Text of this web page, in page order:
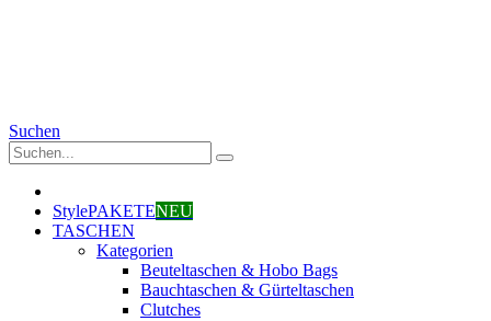
Suchen
StylePAKETENEU
TASCHEN
Kategorien
Beuteltaschen & Hobo Bags
Bauchtaschen & Gürteltaschen
Clutches